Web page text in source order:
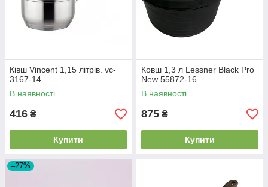
Ківш Vincent 1,15 літрів. vc-
3167-14
В наявності
416 ₴
Купити
Ковш 1,3 л Lessner Black Pro
New 55872-16
В наявності
875 ₴
Купити
–27%